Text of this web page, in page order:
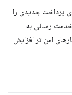
پرداخت جدیدی را
خدمت رسانی به
امن تر افزایش